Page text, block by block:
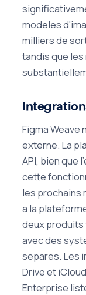
modeles
milliers de
tandis que
Figma Weave
externe. La
API, bien que
cette
les prochains
a la
deux
avec des
separes. Les
Drive et
Enterprise